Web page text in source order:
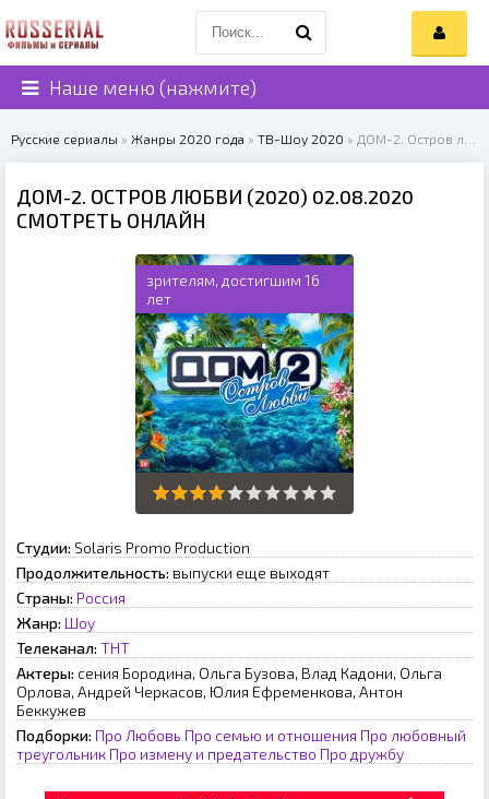
Наше меню (нажмите)
Русские сериалы » Жанры 2020 года » ТВ-Шоу 2020 » ДОМ-2. Остров любви (2020)
ДОМ-2. ОСТРОВ ЛЮБВИ (2020) 02.08.2020
СМОТРЕТЬ ОНЛАЙН
зрителям, достигшим 16
лет
Студии: Solaris Promo Production
Продолжительность: выпуски еще выходят
Страны: Россия
Жанр: Шоу
Телеканал: ТНТ
Актеры: сения Бородина, Ольга Бузова, Влад Кадони, Ольга
Орлова, Андрей Черкасов, Юлия Ефременкова, Антон
Беккужев
Подборки: Про Любовь Про семью и отношения Про любовный
треугольник Про измену и предательство Про дружбу